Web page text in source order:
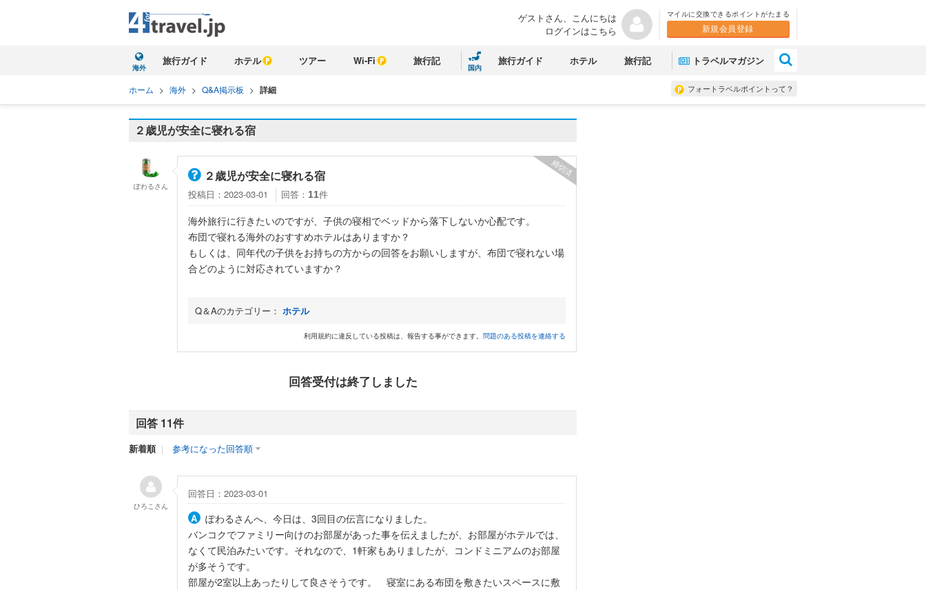
ゲストさん、こんにちは
ログインはこちら
マイルに交換できるポイントがたまる
新規会員登録
海外
旅行ガイド ホテル ツアー Wi-Fi 旅行記
国内
旅行ガイド ホテル 旅行記 トラベルマガジン
フォートラベルポイントって？
ホーム > 海外 > Q&A掲示板 > 詳細
２歳児が安全に寝れる宿
２歳児が安全に寝れる宿
投稿日：2023-03-01 回答： 11件
締切済
海外旅行に行きたいのですが、子供の寝相でベッドから落下しないか心配です。
布団で寝れる海外のおすすめホテルはありますか？
もしくは、同年代の子供をお持ちの方からの回答をお願いしますが、布団で寝れない場
合どのように対応されていますか？
Q＆Aのカテゴリー： ホテル
利用規約に違反している投稿は、報告する事ができます。 問題のある投稿を連絡する
ぽわるさん
回答受付は終了しました
回答 11件
新着順 ｜ 参考になった回答順
回答日：2023-03-01
ぽわるさんへ、今日は、3回目の伝言になりました。
バンコクでファミリー向けのお部屋があった事を伝えましたが、お部屋がホテルでは、
なくて民泊みたいです。それなので、1軒家もありましたが、コンドミニアムのお部屋
が多そうです。
部屋が2室以上あったりして良さそうです。 寝室にある布団を敷きたいスペースに敷
ひろこ さん